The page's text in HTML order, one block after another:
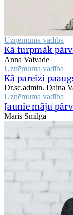
Uzņēmuma vadība
Kā turpmāk
Anna Vaivade
Uzņēmuma vadība
Kā pareizi
Dr.sc.admin. Daina
Uzņēmuma vadība
Jaunie māju
Māris Smilga